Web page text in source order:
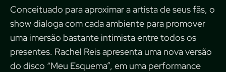
Conceituado para aproximar a artista de seus fãs, o
show dialoga com cada ambiente para promover
uma imersão bastante intimista entre todos os
presentes. Rachel Reis apresenta uma nova versão
do disco “Meu Esquema”, em uma performance